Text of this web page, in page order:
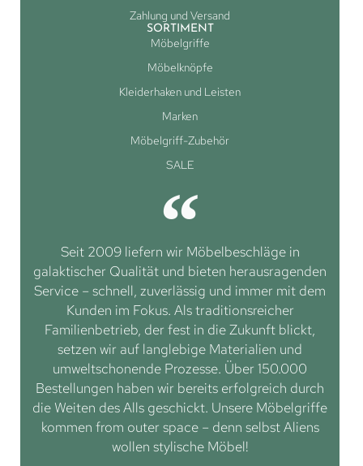
Zahlung und Versand
SORTIMENT
Möbelgriffe
Möbelknöpfe
Kleiderhaken und Leisten
Marken
Möbelgriff-Zubehör
SALE
Seit 2009 liefern wir Möbelbeschläge in
galaktischer Qualität und bieten herausragenden
Service – schnell, zuverlässig und immer mit dem
Kunden im Fokus. Als traditionsreicher
Familienbetrieb, der fest in die Zukunft blickt,
setzen wir auf langlebige Materialien und
umweltschonende Prozesse. Über 150.000
Bestellungen haben wir bereits erfolgreich durch
die Weiten des Alls geschickt. Unsere Möbelgriffe
kommen from outer space – denn selbst Aliens
wollen stylische Möbel!